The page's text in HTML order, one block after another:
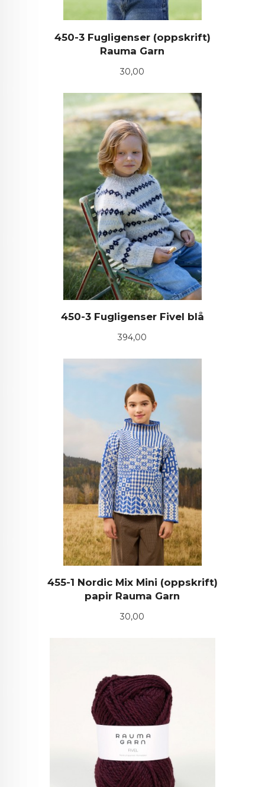
450-3 Fugligenser (oppskrift)
Rauma Garn
Pris
30,00
450-3 Fugligenser Fivel blå
Pris
394,00
455-1 Nordic Mix Mini (oppskrift)
papir Rauma Garn
Pris
30,00